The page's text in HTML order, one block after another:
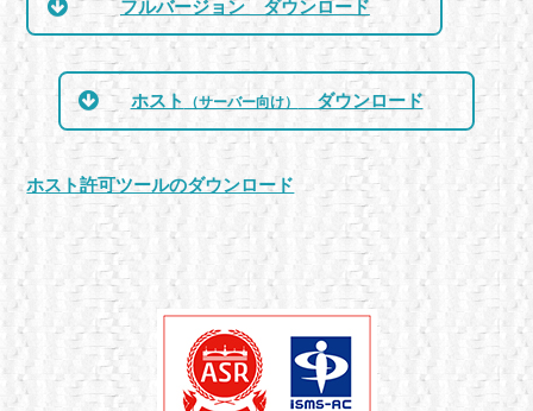
フルバージョン ダウンロード
ホスト （サーバー向け） ダウンロード
ホスト許可ツールのダウンロード